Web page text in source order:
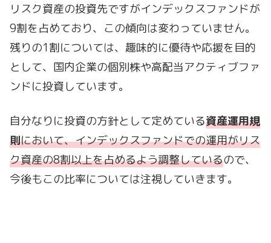
リスク資産の投資先ですがインデックスファンドが
9割を占めており、この傾向は変わっていません。
残りの1割については、趣味的に優待や応援を目的
として、国内企業の個別株や高配当アクティブファ
ンドに投資しています。
自分なりに投資の方針として定めている資産運用規
則において、インデックスファンドでの運用がリス
ク資産の8割以上を占めるよう調整しているので、
今後もこの比率については注視していきます。